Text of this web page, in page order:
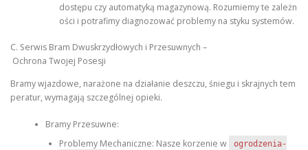
dostępu czy automatyką magazynową. Rozumiemy te zależn
ości i potrafimy diagnozować problemy na styku systemów.
C. Serwis Bram Dwuskrzydłowych i Przesuwnych –
Ochrona Twojej Posesji
Bramy wjazdowe, narażone na działanie deszczu, śniegu i skrajnych tem
peratur, wymagają szczególnej opieki.
Bramy Przesuwne:
Problemy Mechaniczne: Nasze korzenie w
ogrodzenia-